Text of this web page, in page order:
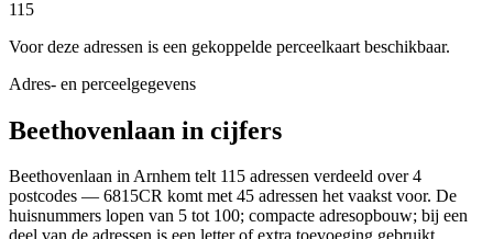
115
Voor deze adressen is een gekoppelde perceelkaart beschikbaar.
Adres- en perceelgegevens
Beethovenlaan in cijfers
Beethovenlaan in Arnhem telt 115 adressen verdeeld over 4
postcodes — 6815CR komt met 45 adressen het vaakst voor. De
huisnummers lopen van 5 tot 100; compacte adresopbouw; bij een